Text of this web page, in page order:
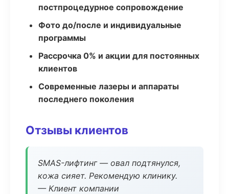
постпроцедурное сопровождение
Фото до/после и индивидуальные
программы
Рассрочка 0% и акции для постоянных
клиентов
Современные лазеры и аппараты
последнего поколения
Отзывы клиентов
SMAS-лифтинг — овал подтянулся,
кожа сияет. Рекомендую клинику.
— Клиент компании